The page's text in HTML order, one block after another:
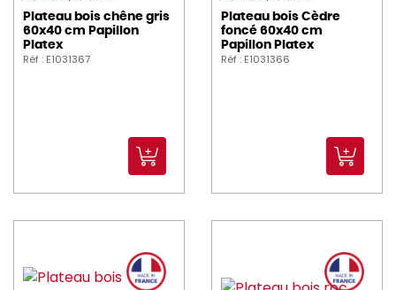
Plateau bois chêne gris
60x40 cm Papillon
Platex
Réf : E1031367
Plateau bois Cèdre
foncé 60x40 cm
Papillon Platex
Réf : E1031366